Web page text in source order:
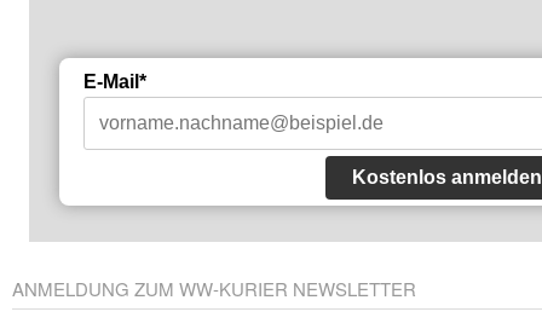
E-Mail*
Kostenlos anmelden
ANMELDUNG ZUM WW-KURIER NEWSLETTER